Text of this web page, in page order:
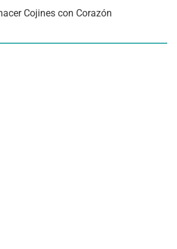
Cojines con Corazón